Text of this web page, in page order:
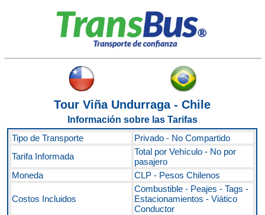
Tour Viña Undurraga - Chile
Información sobre las Tarifas
Tipo de Transporte
Privado - No Compartido
Tarifa Informada
Total por Vehículo - No por
pasajero
Moneda
CLP - Pesos Chilenos
Costos Incluidos
Combustible - Peajes - Tags -
Estacionamientos - Viático
Conductor